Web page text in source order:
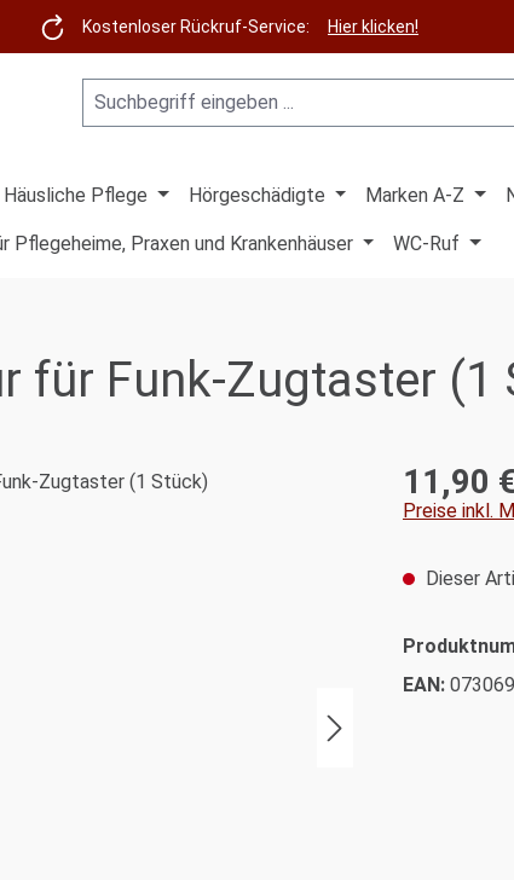
Kostenloser Rückruf-Service: Hier klicken!
Häusliche Pflege Hörgeschädigte Marken A-Z
Praxen und Krankenhäuser WC-Ruf
für Funk-Zugtaster (1
Regulärer
11,90
Preise inkl.
Dieser
EAN: